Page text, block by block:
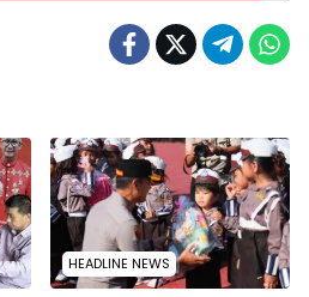
HEADLINE NEWS